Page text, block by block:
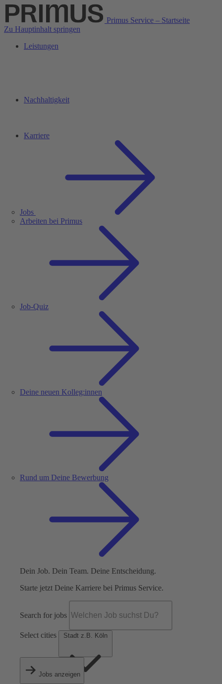
Primus Service – Startseite
Zu Hauptinhalt springen
Leistungen
Nachhaltigkeit
Karriere
Jobs
Arbeiten bei Primus
Job-Quiz
Deine neuen Kolleg:innen
Rund um Deine Bewerbung
Dein Job. Dein Team. Deine Entscheidung.
Starte jetzt Deine Karriere bei Primus Service.
Search for jobs
Select cities Stadt z.B. Köln
Jobs anzeigen